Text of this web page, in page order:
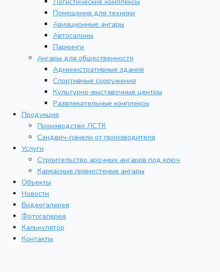
Помещения для техники
Авиационные ангары
Автосалоны
Паркинги
Ангары для общественности
Административные здания
Спортивные сооружения
Культурно-выставочные центры
Развлекательные комплексы
Продукция
Производство ЛСТК
Сэндвич-панели от производителя
Услуги
Строительство арочных ангаров под ключ
Каркасные прямостеные ангары
Объекты
Новости
Видеогалерея
Фотогалерея
Калькулятор
Контакты